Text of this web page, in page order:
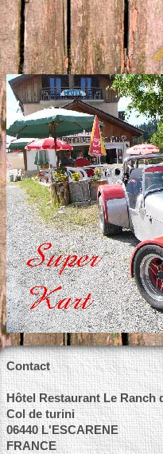
Contact
Hôtel Restaurant Le Ranch
Col de turini
06440 L'ESCARENE
FRANCE